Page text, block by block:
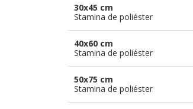
30x45 cm
Stamina de poliéster
40x60 cm
Stamina de poliéster
50x75 cm
Stamina de poliéster